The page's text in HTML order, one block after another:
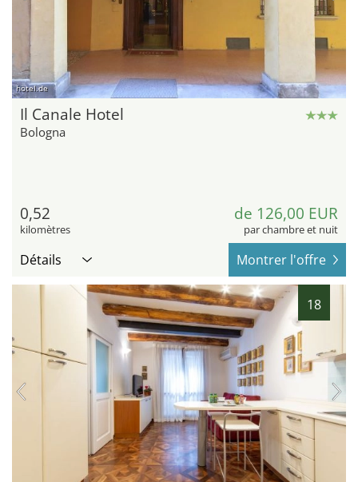
hotel.de
Il Canale Hotel
Bologna
0,52
kilomètres
de 126,00 EUR
par chambre et nuit
Détails Montrer l'offre
18